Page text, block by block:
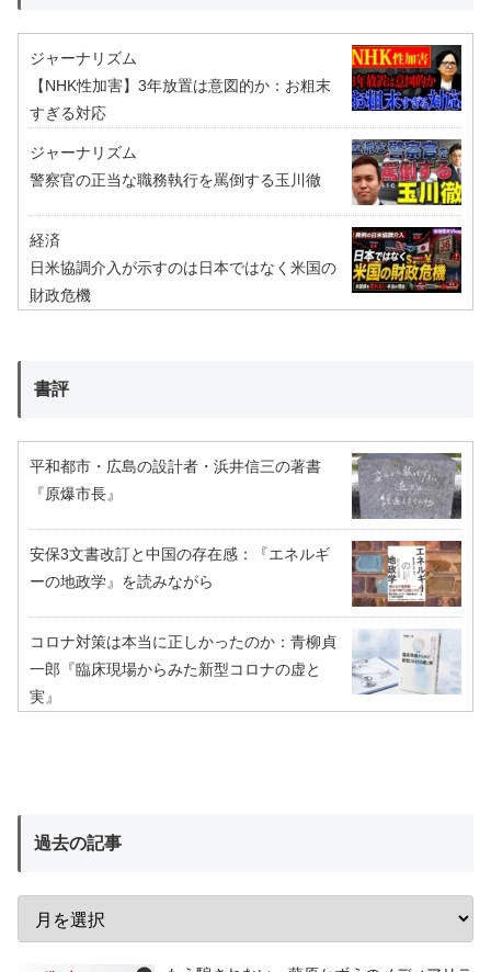
ジャーナリズム
【NHK性加害】3年放置は意図的か：お粗末
すぎる対応
ジャーナリズム
警察官の正当な職務執行を罵倒する玉川徹
経済
日米協調介入が示すのは日本ではなく米国の
財政危機
書評
平和都市・広島の設計者・浜井信三の著書
『原爆市長』
安保3文書改訂と中国の存在感：『エネルギ
ーの地政学』を読みながら
コロナ対策は本当に正しかったのか：青柳貞
一郎『臨床現場からみた新型コロナの虚と
実』
過去の記事